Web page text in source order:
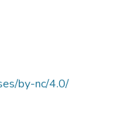
by-nc/4.0/